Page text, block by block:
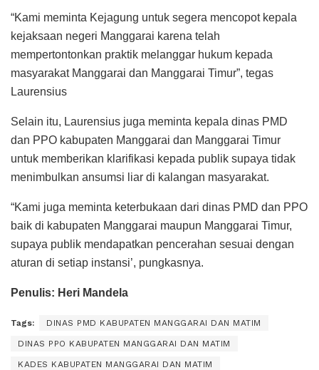
“Kami meminta Kejagung untuk segera mencopot kepala
kejaksaan negeri Manggarai karena telah
mempertontonkan praktik melanggar hukum kepada
masyarakat Manggarai dan Manggarai Timur”, tegas
Laurensius
Selain itu, Laurensius juga meminta kepala dinas PMD
dan PPO kabupaten Manggarai dan Manggarai Timur
untuk memberikan klarifikasi kepada publik supaya tidak
menimbulkan ansumsi liar di kalangan masyarakat.
“Kami juga meminta keterbukaan dari dinas PMD dan PPO
baik di kabupaten Manggarai maupun Manggarai Timur,
supaya publik mendapatkan pencerahan sesuai dengan
aturan di setiap instansi’, pungkasnya.
Penulis: Heri Mandela
Tags: DINAS PMD KABUPATEN MANGGARAI DAN MATIM
DINAS PPO KABUPATEN MANGGARAI DAN MATIM
KADES KABUPATEN MANGGARAI DAN MATIM